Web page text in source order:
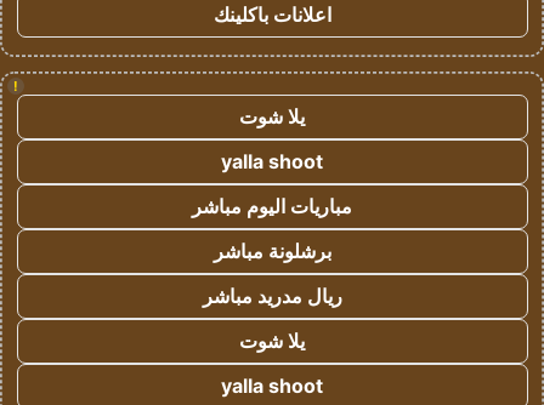
اعلانات باكلينك
!
يلا شوت
yalla shoot
مباريات اليوم مباشر
برشلونة مباشر
ريال مدريد مباشر
يلا شوت
yalla shoot